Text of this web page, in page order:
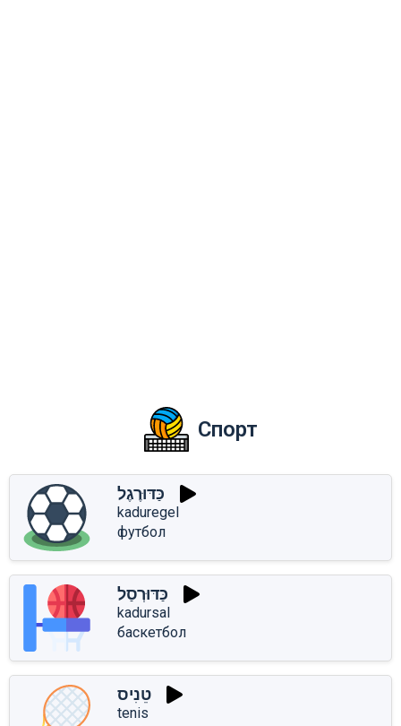
Спорт
כַּדּוּרֶגֶל
kaduregel
футбол
כַּדּוּרְסַל
kadursal
баскетбол
טֵנִיס
tenis